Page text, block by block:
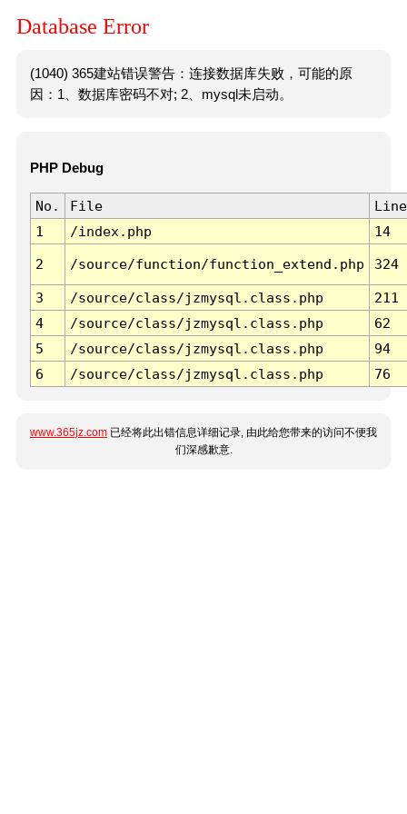
Database Error
(1040) 365建站错误警告：连接数据库失败，可能的原
因：1、数据库密码不对; 2、mysql未启动。
PHP Debug
No. File
Line
1
/index.php 14
2 /source/function/function_extend.php 324
3 /source/class/jzmysql.class.php
211
4
/source/class/jzmysql.class.php
62
5
/source/class/jzmysql.class.php
94
6
/source/class/jzmysql.class.php 76
www.365jz.com 已经将此出错信息详细记录, 由此给您带来的访问不便我
们深感歉意.